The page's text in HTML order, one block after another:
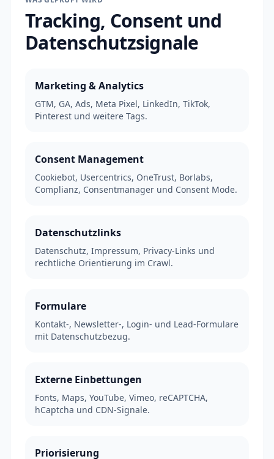
Tracking, Consent und
Datenschutzsignale
Marketing & Analytics
GTM, GA, Ads, Meta Pixel, LinkedIn, TikTok,
Pinterest und weitere Tags.
Consent Management
Cookiebot, Usercentrics, OneTrust, Borlabs,
Complianz, Consentmanager und Consent Mode.
Datenschutzlinks
Datenschutz, Impressum, Privacy-Links und
rechtliche Orientierung im Crawl.
Formulare
Kontakt-, Newsletter-, Login- und Lead-Formulare
mit Datenschutzbezug.
Externe Einbettungen
Fonts, Maps, YouTube, Vimeo, reCAPTCHA,
hCaptcha und CDN-Signale.
Priorisierung